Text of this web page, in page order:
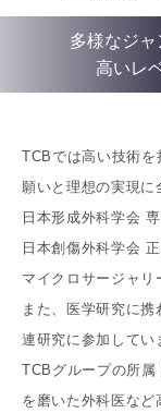
多様なジ
高いレ
TCBでは高い技術を
願いと理想の実現に
日本形成外科学会
日本創傷外科学会
マイクロサージャリ
また、医学研究に
連研究に参加してい
TCBグループの所属
を磨いた外科医な